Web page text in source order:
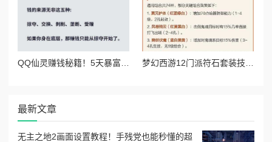
QQ仙灵赚钱秘籍！5天暴富攻略，萌新也能日入百元！绝了绝了 梦幻西游12门派符石套装技能全解！这套搭配让你战力飙升300%！
最新文章
无主之地2画面设置教程！手残党也能秒懂的超